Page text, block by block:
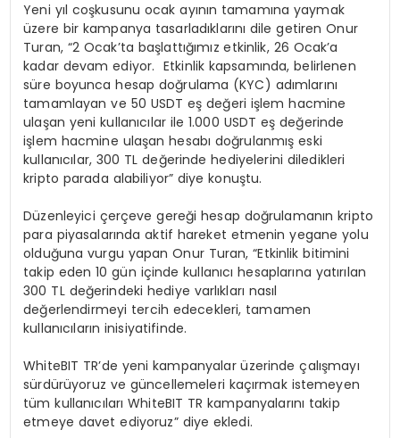
Yeni yıl coşkusunu ocak ayının tamamına yaymak
üzere bir kampanya tasarladıklarını dile getiren Onur
Turan, “2 Ocak’ta başlattığımız etkinlik, 26 Ocak’a
kadar devam ediyor. Etkinlik kapsamında, belirlenen
süre boyunca hesap doğrulama (KYC) adımlarını
tamamlayan ve 50 USDT eş değeri işlem hacmine
ulaşan yeni kullanıcılar ile 1.000 USDT eş değerinde
işlem hacmine ulaşan hesabı doğrulanmış eski
kullanıcılar, 300 TL değerinde hediyelerini diledikleri
kripto parada alabiliyor” diye konuştu.
Düzenleyici çerçeve gereği hesap doğrulamanın kripto
para piyasalarında aktif hareket etmenin yegane yolu
olduğuna vurgu yapan Onur Turan, “Etkinlik bitimini
takip eden 10 gün içinde kullanıcı hesaplarına yatırılan
300 TL değerindeki hediye varlıkları nasıl
değerlendirmeyi tercih edecekleri, tamamen
kullanıcıların inisiyatifinde.
WhiteBIT TR’de yeni kampanyalar üzerinde çalışmayı
sürdürüyoruz ve güncellemeleri kaçırmak istemeyen
tüm kullanıcıları WhiteBIT TR kampanyalarını takip
etmeye davet ediyoruz” diye ekledi.